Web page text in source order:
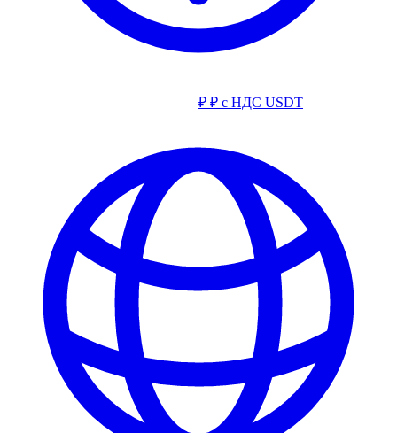
₽ ₽ с НДС USDT